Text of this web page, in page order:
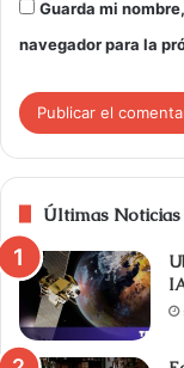
Guarda mi
navegador para la
Últimas Noticias